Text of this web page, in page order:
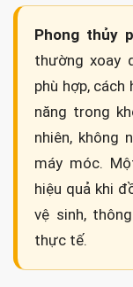
Phong thủy
thường xoay
phù hợp,
năng trong
nhiên, không
máy móc.
hiệu quả khi
vệ sinh,
thực tế.